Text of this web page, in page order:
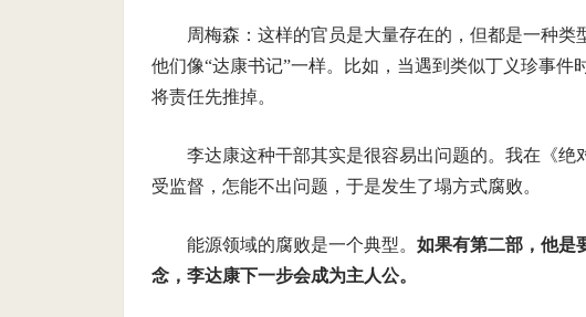
周梅森：这样的官员是大量存在的，但都是一种
他们像“达康书记”一样。比如，当遇到类似丁义珍事
将责任先推掉。
李达康这种干部其实是很容易出问题的。我在《
受监督，怎能不出问题，于是发生了塌方式腐败。
能源领域的腐败是一个典型。 如果有第二部，他是
念，李达康下一步会成为主人公。